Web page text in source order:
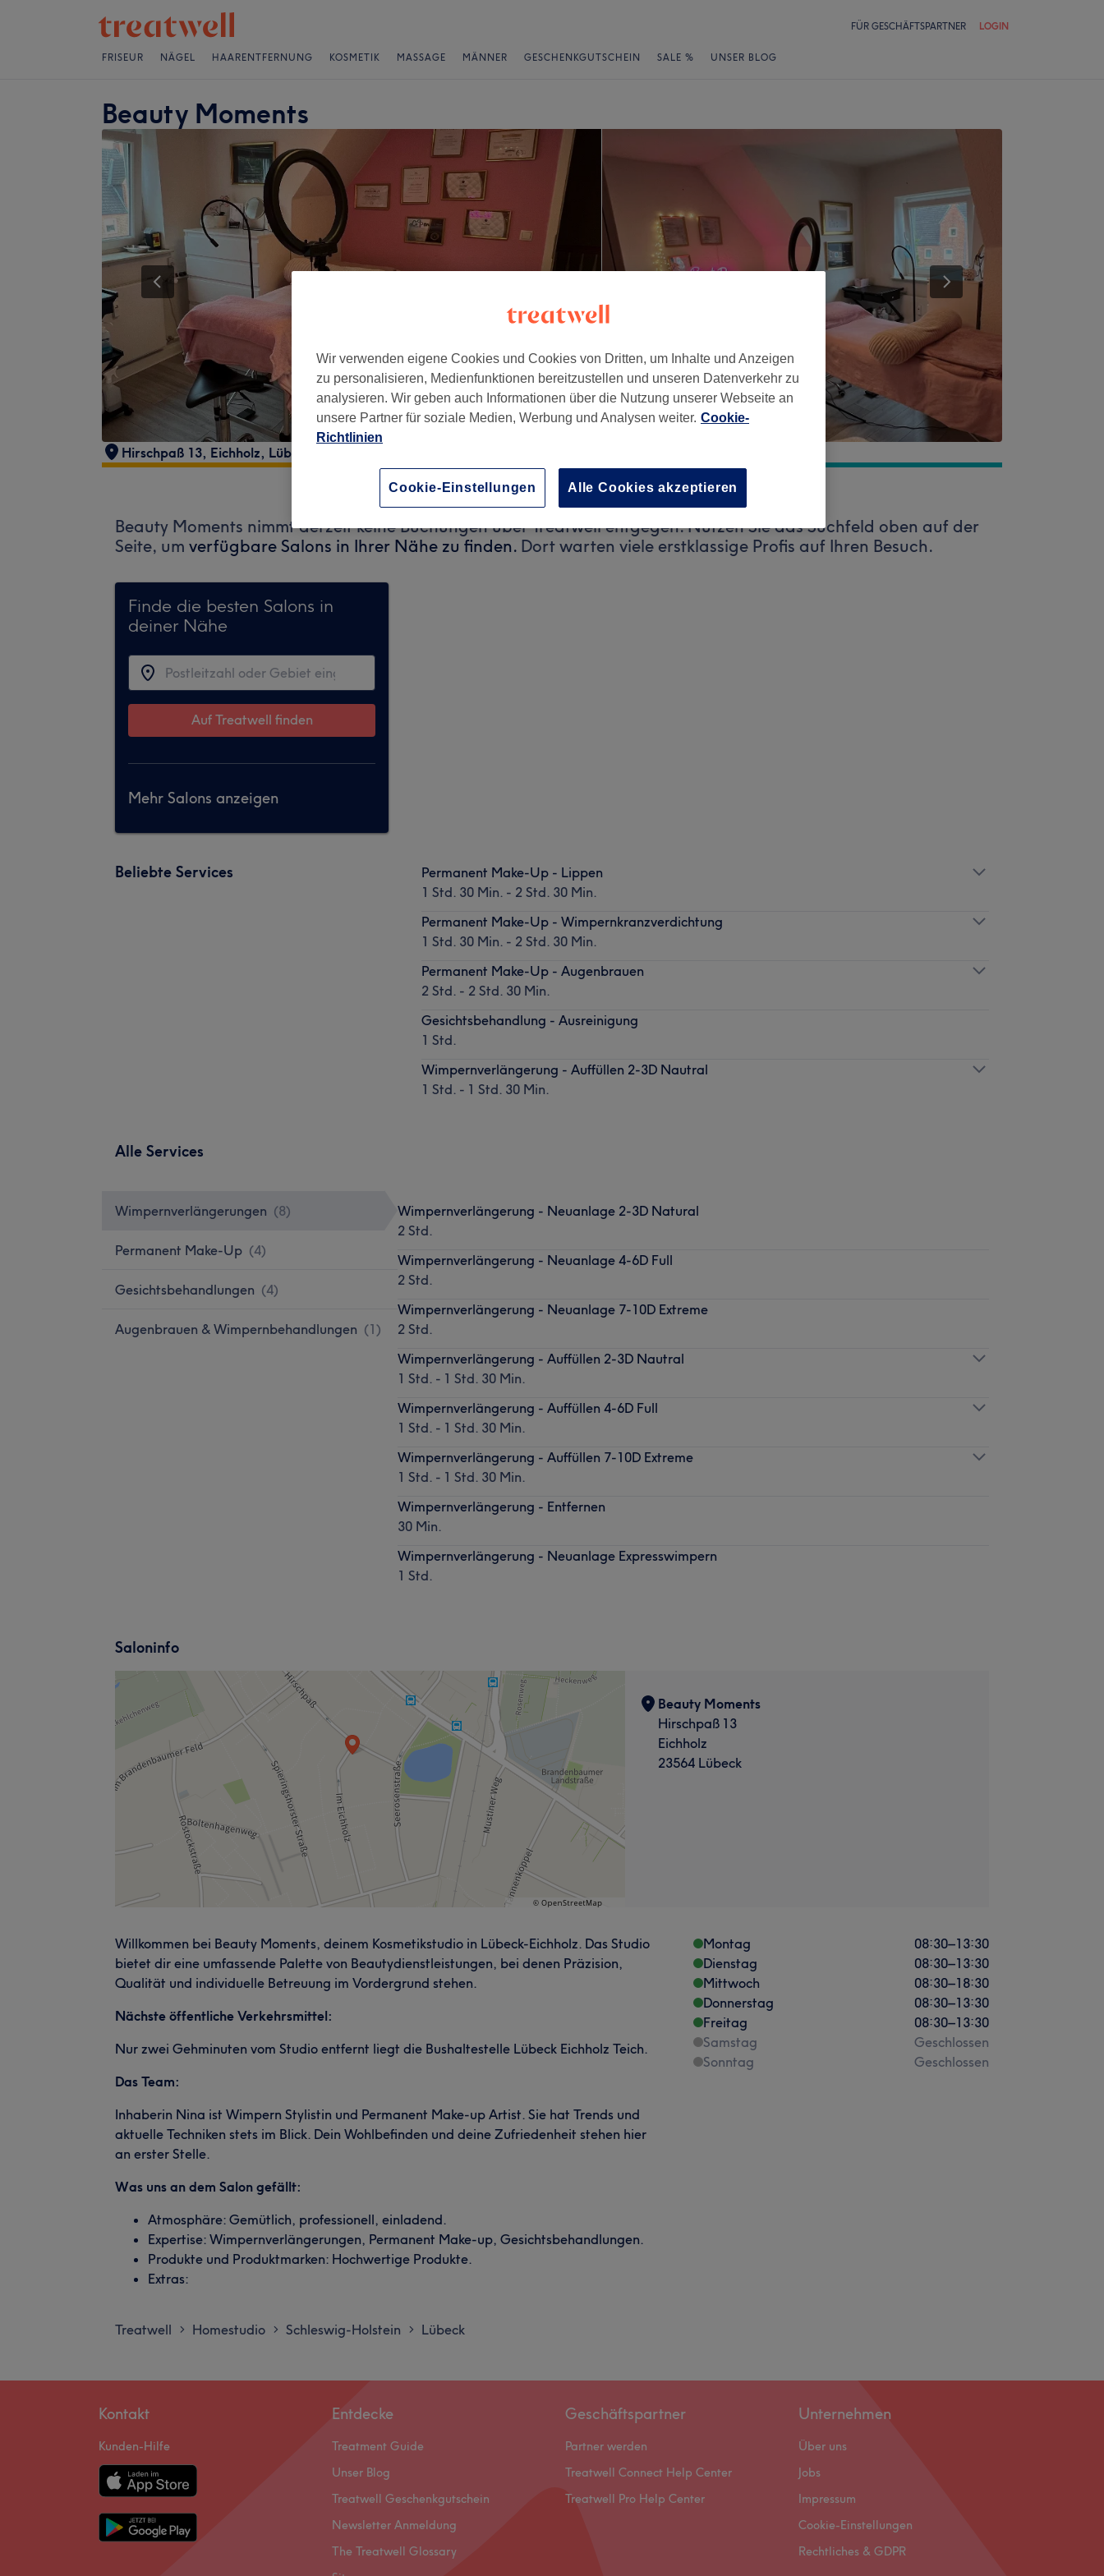
FÜR GESCHÄFTSPARTNER LOGIN
FRISEUR NÄGEL HAARENTFERNUNG KOSMETIK MASSAGE MÄNNER GESCHENKGUTSCHEIN SALE % UNSER BLOG
Beauty Moments
Hirschpaß 13, Eichholz, Lübeck
Beauty Moments nimmt derzeit keine Buchungen über Treatwell entgegen. Nutzen Sie das Suchfeld oben auf der
Seite, um verfügbare Salons in Ihrer Nähe zu finden. Dort warten viele erstklassige Profis auf Ihren Besuch.
Finde die besten Salons in
deiner Nähe
Auf Treatwell finden
Mehr Salons anzeigen
Beliebte Services
Permanent Make-Up - Lippen
1 Std. 30 Min. - 2 Std. 30 Min.
Permanent Make-Up - Wimpernkranzverdichtung
1 Std. 30 Min. - 2 Std. 30 Min.
Permanent Make-Up - Augenbrauen
2 Std. - 2 Std. 30 Min.
Gesichtsbehandlung - Ausreinigung
1 Std.
Wimpernverlängerung - Auffüllen 2-3D Nautral
1 Std. - 1 Std. 30 Min.
Alle Services
Wimpernverlängerungen (8)
Permanent Make-Up (4)
Gesichtsbehandlungen (4)
Augenbrauen & Wimpernbehandlungen (1)
Wimpernverlängerung - Neuanlage 2-3D Natural
2 Std.
Wimpernverlängerung - Neuanlage 4-6D Full
2 Std.
Wimpernverlängerung - Neuanlage 7-10D Extreme
2 Std.
Wimpernverlängerung - Auffüllen 2-3D Nautral
1 Std. - 1 Std. 30 Min.
Wimpernverlängerung - Auffüllen 4-6D Full
1 Std. - 1 Std. 30 Min.
Wimpernverlängerung - Auffüllen 7-10D Extreme
1 Std. - 1 Std. 30 Min.
Wimpernverlängerung - Entfernen
30 Min.
Wimpernverlängerung - Neuanlage Expresswimpern
1 Std.
Saloninfo
Beauty Moments
Hirschpaß 13
Eichholz
23564 Lübeck
Willkommen bei Beauty Moments, deinem Kosmetikstudio in Lübeck-Eichholz. Das Studio
bietet dir eine umfassende Palette von Beautydienstleistungen, bei denen Präzision,
Qualität und individuelle Betreuung im Vordergrund stehen.
Nächste öffentliche Verkehrsmittel:
Nur zwei Gehminuten vom Studio entfernt liegt die Bushaltestelle Lübeck Eichholz Teich.
Das Team:
Inhaberin Nina ist Wimpern Stylistin und Permanent Make-up Artist. Sie hat Trends und
aktuelle Techniken stets im Blick. Dein Wohlbefinden und deine Zufriedenheit stehen hier
an erster Stelle.
Was uns an dem Salon gefällt:
Atmosphäre: Gemütlich, professionell, einladend.
Expertise: Wimpernverlängerungen, Permanent Make-up, Gesichtsbehandlungen.
Produkte und Produktmarken: Hochwertige Produkte.
Extras:
Montag 08:30–13:30
Dienstag
08:30–13:30
Mittwoch
08:30–18:30
Donnerstag
08:30–13:30
Freitag
08:30–13:30
Samstag
Geschlossen
Sonntag
Geschlossen
Treatwell > Homestudio > Schleswig-Holstein > Lübeck
Kontakt
Kunden-Hilfe
Entdecke
Treatment Guide
Unser Blog
Treatwell Geschenkgutschein
Newsletter Anmeldung
The Treatwell Glossary
Geschäftspartner
Partner werden
Treatwell Connect Help Center
Treatwell Pro Help Center
Unternehmen
Über uns
Jobs
Impressum
Cookie-Einstellungen
Rechtliches & GDPR
Wir verwenden eigene Cookies und Cookies von Dritten, um Inhalte und Anzeigen
zu personalisieren, Medienfunktionen bereitzustellen und unseren Datenverkehr zu
analysieren. Wir geben auch Informationen über die Nutzung unserer Webseite an
unsere Partner für soziale Medien, Werbung und Analysen weiter. Cookie-
Richtlinien
Cookie-Einstellungen Alle Cookies akzeptieren